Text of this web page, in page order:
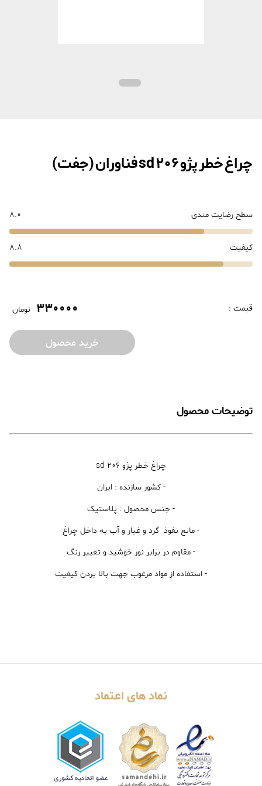
چراغ خطر پژو 206 sd فناوران (جفت)
سطح رضایت مندی 8.0
کیفیت 8.8
قیمت : 330000 تومان
خرید محصول
توضیحات محصول
چراغ خطر پژو 206 sd
- کشور سازنده : ایران
- جنس محصول : پلاستیک
- مانع نفوذ گرد و غبار و آب به داخل چراغ
- مقاوم در برابر نور خوشید و تغییر رنگ
- استفاده از مواد مرغوب جهت بالا بردن کیفیت
نماد های اعتماد